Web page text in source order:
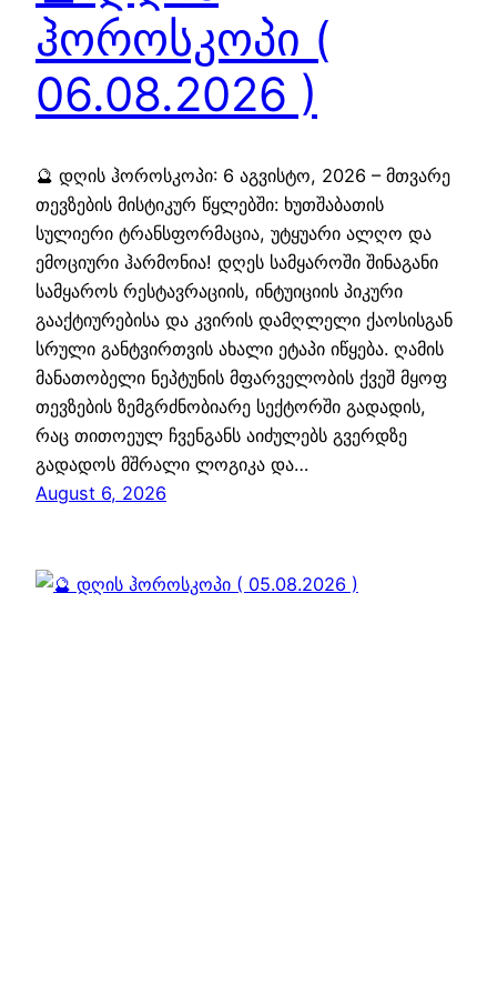
ჰოროსკოპი (
06.08.2026 )
🔮 დღის ჰოროსკოპი: 6 აგვისტო, 2026 – მთვარე
თევზების მისტიკურ წყლებში: ხუთშაბათის
სულიერი ტრანსფორმაცია, უტყუარი ალღო და
ემოციური ჰარმონია! დღეს სამყაროში შინაგანი
სამყაროს რესტავრაციის, ინტუიციის პიკური
გააქტიურებისა და კვირის დამღლელი ქაოსისგან
სრული განტვირთვის ახალი ეტაპი იწყება. ღამის
მანათობელი ნეპტუნის მფარველობის ქვეშ მყოფ
თევზების ზემგრძნობიარე სექტორში გადადის,
რაც თითოეულ ჩვენგანს აიძულებს გვერდზე
გადადოს მშრალი ლოგიკა და…
August 6, 2026